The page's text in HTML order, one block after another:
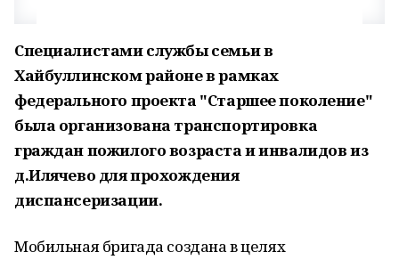
Специалистами службы семьи в
Хайбуллинском районе в рамках
федерального проекта "Старшее поколение"
была организована транспортировка
граждан пожилого возраста и инвалидов из
д.Илячево для прохождения
диспансеризации.
Мобильная бригада создана в целях